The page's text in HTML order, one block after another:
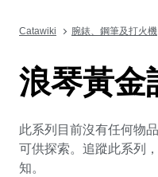
Catawiki 腕錶、鋼筆及打火機
浪琴黃金
此系列目前沒有任何物
可供探索。追蹤此系列
知。